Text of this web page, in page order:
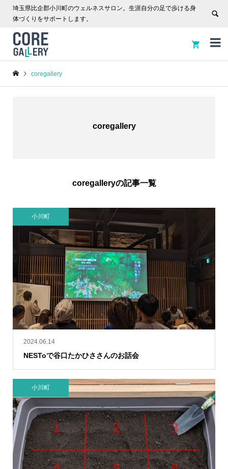
埼玉県比企郡小川町のウェルネスサロン。生涯自分の足で歩ける身
体づくりをサポートします。


coregallery
coregallery
coregalleryの記事一覧
2024.06.14
NESToで谷口たかひささんのお話会
小川町
小川町